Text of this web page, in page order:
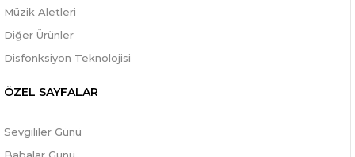
Müzik Aletleri
Diğer Ürünler
Disfonksiyon Teknolojisi
ÖZEL SAYFALAR
Sevgililer Günü